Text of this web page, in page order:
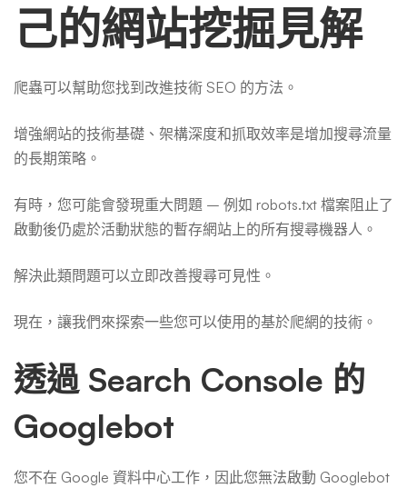
己的網站挖掘見解
爬蟲可以幫助您找到改進技術 SEO 的方法。
增強網站的技術基礎、架構深度和抓取效率是增加搜尋流量
的長期策略。
有時，您可能會發現重大問題 – 例如 robots.txt 檔案阻止了
啟動後仍處於活動狀態的暫存網站上的所有搜尋機器人。
解決此類問題可以立即改善搜尋可見性。
現在，讓我們來探索一些您可以使用的基於爬網的技術。
透過 Search Console 的
Googlebot
您不在 Google 資料中心工作，因此您無法啟動 Googlebot